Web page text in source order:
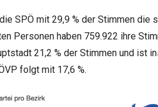
SPÖ mit 29,9 % der Stimmen die
Personen haben 759.922 ihre
21,2 % der Stimmen und ist
folgt mit 17,6 %.